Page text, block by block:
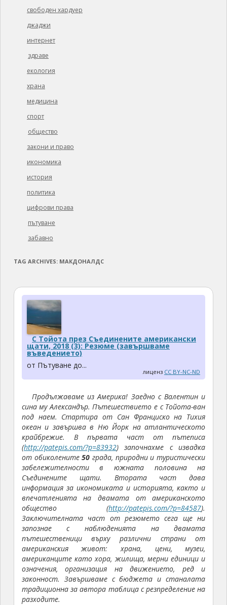
свободен хардуер
джаджи
интернет
здраве
екология
храна
медицина
спорт
общество
закони и право
икономика
история
политика
цифрови права
пътуване
забавно
TAG ARCHIVES: МАКДОНАЛДС
С Тойота през Съединените американски
щати, 2018 (3): Резюме (завършваме
въведението)
от Пътуване до...
лиценз CC BY-NC-ND
Продължаваме из Америка! Заедно с Валентин и
сина му Александър. Пътешествието е с Тойота-ван
под наем. Стартира от Сан Франциско на Тихия
океан и завършва в Ню Йорк на атлантическото
крайбрежие. В първата част от пътеписа
(http://patepis.com/?p=83932) започнахме с извадка
от обиколените50 града, природни и туристически
забележителности в южната половина на
Съединените щати. Втората част дава
информация за икономиката и историята, както и
впечатленията на двамата от американското
общество (http://patepis.com/?p=84587).
Заключителната част от резюмето сега ще ни
запознае с наблюденията на двамата
пътешественици върху различни страни от
американския живот: храна, цени, музеи,
американците като хора, жилища, мерни единици и
означения, организация на движението, ред и
законност. Завършваме с бюджета и станалата
традиционна за автора таблица с резпределение на
разходите.